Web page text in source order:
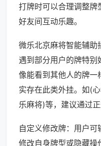
打牌时可以合理调整牌
好友间互动乐趣。
微乐北京麻将智能辅助
遇到部分用户的牌特别
像能看到其他人的牌一
实存在此类外挂。如(
乐麻将)等，建议通过
自定义修改牌：用户可
修改自身牌型或隐藏操